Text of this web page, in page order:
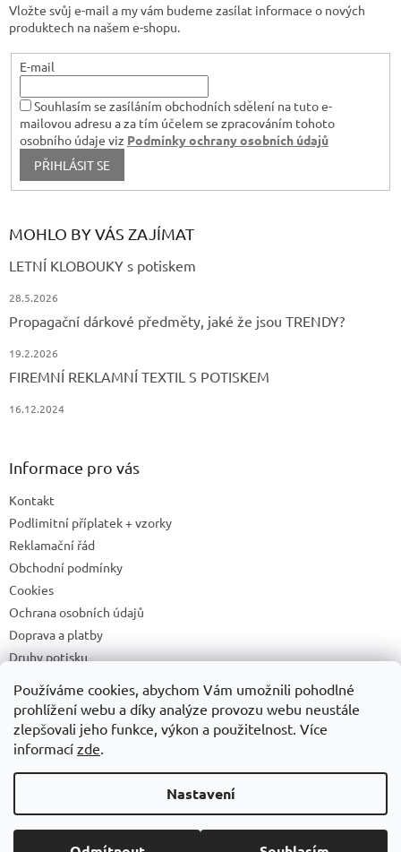
Používáme cookies, abychom Vám umožnili pohodlné
prohlížení webu a díky analýze provozu webu neustále
zlepšovali jeho funkce, výkon a použitelnost. Více
informací zde.
Nastavení
ý
i
Vložte svůj e-mail a my vám budeme zasílat informace o nových
produktech na našem e-shopu.
E-mail
Souhlasím se zasíláním obchodních sdělení na tuto e-
mailovou adresu a za tím účelem se zpracováním tohoto
osobního údaje viz Podmínky ochrany osobních údajů
PŘIHLÁSIT SE
MOHLO BY VÁS ZAJÍMAT
LETNÍ KLOBOUKY s potiskem
28.5.2026
Propagační dárkové předměty, jaké že jsou TRENDY?
19.2.2026
FIREMNÍ REKLAMNÍ TEXTIL S POTISKEM
16.12.2024
Informace pro vás
Kontakt
Podlimitní příplatek + vzorky
Reklamační řád
Obchodní podmínky
Cookies
Ochrana osobních údajů
Doprava a platby
Druhy potisku
Recyklační příspěvky a zpětný odběr elektrozařízení/baterií
Copyright 2026ADONAI. Všechna práva vyhrazena.Upravit